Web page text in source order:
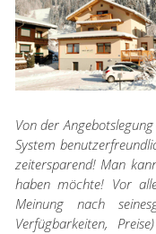
Von der
System
zeitersparend! Man
haben möchte! Vor
Meinung nach
Verfügbarkeiten,